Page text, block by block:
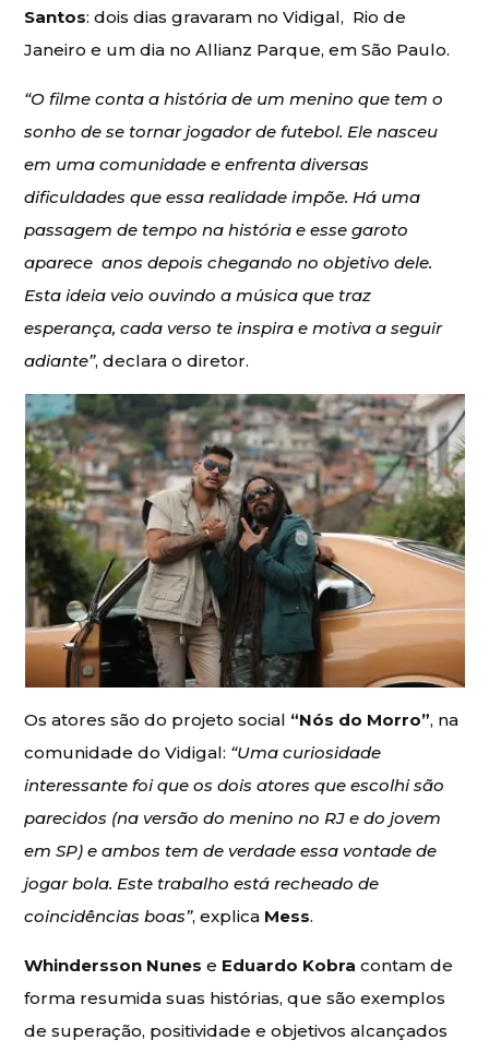
Santos: dois dias gravaram no Vidigal, Rio de
Janeiro e um dia no Allianz Parque, em São Paulo.
“O filme conta a história de um menino que tem o
sonho de se tornar jogador de futebol. Ele nasceu
em uma comunidade e enfrenta diversas
dificuldades que essa realidade impõe. Há uma
passagem de tempo na história e esse garoto
aparece anos depois chegando no objetivo dele.
Esta ideia veio ouvindo a música que traz
esperança, cada verso te inspira e motiva a seguir
adiante”, declara o diretor.
Os atores são do projeto social “Nós do Morro”, na
comunidade do Vidigal: “Uma curiosidade
interessante foi que os dois atores que escolhi são
parecidos (na versão do menino no RJ e do jovem
em SP) e ambos tem de verdade essa vontade de
jogar bola. Este trabalho está recheado de
coincidências boas”, explica Mess.
Whindersson Nunes e Eduardo Kobra contam de
forma resumida suas histórias, que são exemplos
de superação, positividade e objetivos alcançados